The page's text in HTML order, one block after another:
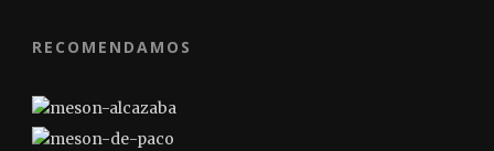
RECOMENDAMOS